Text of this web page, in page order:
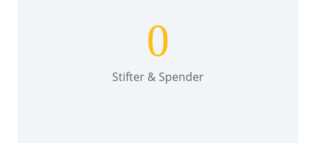
0
Stifter & Spender